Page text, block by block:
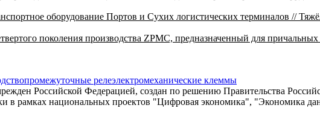
оборудование Портов и Сухих логистических терминалов //
поколения производства ZPMC, предназначенный для
промежуточные релеэлектромеханические клеммы